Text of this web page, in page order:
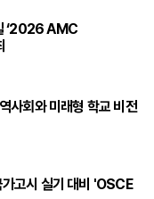
‘2026 AMC
사회와 미래형 학교 비전
고시 실기 대비 'OSCE